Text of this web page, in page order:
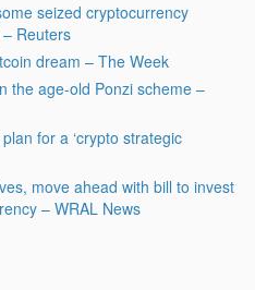
seized cryptocurrency
Reuters
dream – The Week
the age-old Ponzi scheme –
for a ‘crypto strategic
move ahead with bill to invest
– WRAL News